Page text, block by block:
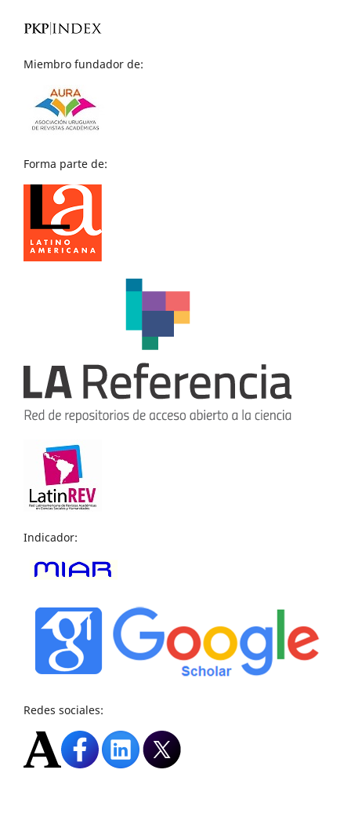
Miembro fundador de:
Forma parte de:
Indicador:
Redes sociales: